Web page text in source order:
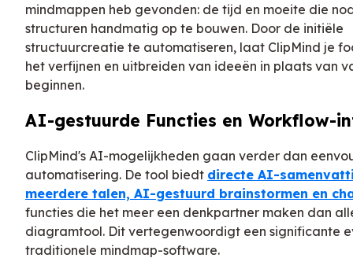
mindmappen heb gevonden: de tijd en moeite die
structuren handmatig op te bouwen. Door de initiële
structuurcreatie te automatiseren, laat ClipMind je
het verfijnen en uitbreiden van ideeën in plaats van
beginnen.
AI-gestuurde Functies en Workflow-
ClipMind's AI-mogelijkheden gaan verder dan
automatisering. De tool biedt directe AI-
meerdere talen, AI-gestuurd brainstormen en
functies die het meer een denkpartner maken dan
diagramtool. Dit vertegenwoordigt een significante
traditionele mindmap-software.